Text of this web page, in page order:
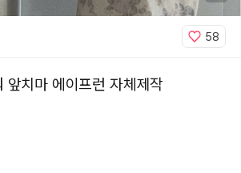
58
앞치마 에이프런 자체제작